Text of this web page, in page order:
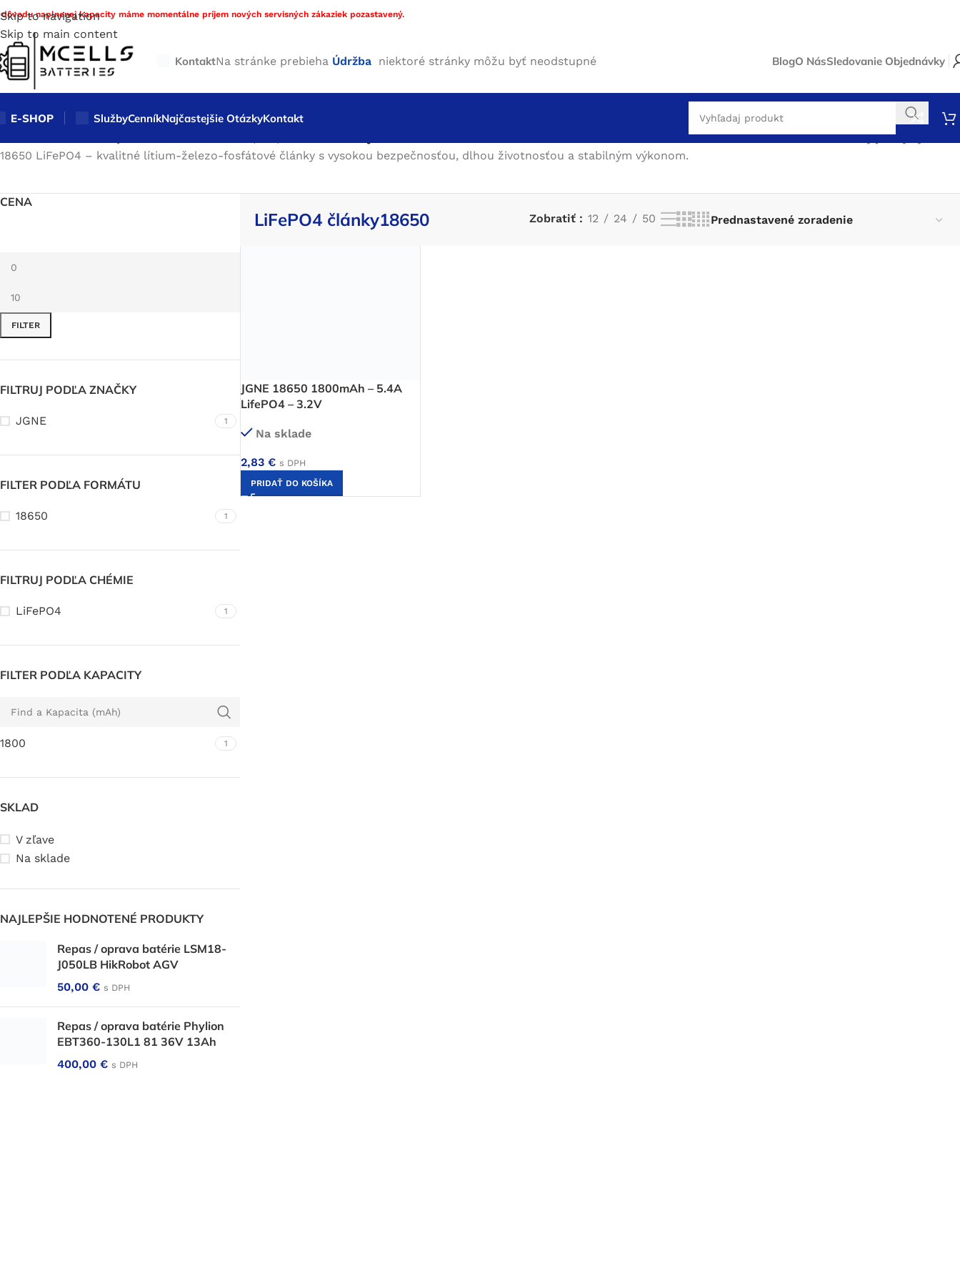
Skip to navigation
Skip to main content
naplnenej kapacity máme momentálne príjem nových servisných zákaziek pozastavený.
KontaktNa stránke prebieha Údržba niektoré stránky môžu byť neodstupné BlogO NásSledovanie Objednávky
E-SHOP SlužbyCenníkNajčastejšie OtázkyKontakt
Zobrazený jediný výsledok
18650 LiFePO4 – kvalitné lítium-železo-fosfátové články s vysokou bezpečnosťou, dlhou životnosťou a stabilným výkonom.
CENA
FILTER
FILTRUJ PODĽA ZNAČKY
JGNE 1
FILTER PODĽA FORMÁTU
18650 1
FILTRUJ PODĽA CHÉMIE
LiFePO4 1
FILTER PODĽA KAPACITY
1800 1
SKLAD
V zľave
Na sklade
NAJLEPŠIE HODNOTENÉ PRODUKTY
Repas / oprava batérie LSM18-
J050LB HikRobot AGV
50,00 € s DPH
Repas / oprava batérie Phylion
EBT360-130L1 81 36V 13Ah
400,00 € s DPH
LiFePO4 články18650 Zobratiť 12 24 50
JGNE 18650 1800mAh – 5.4A
LifePO4 – 3.2V
Na sklade
2,83 € s DPH
PRIDAŤ DO KOŠÍKA